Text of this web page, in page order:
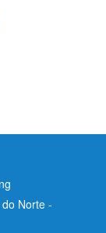
Norte -